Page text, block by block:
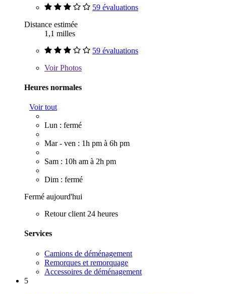
59 évaluations
Distance estimée
1,1 milles
59 évaluations
VoirPhotos
Heures normales
Voir tout
Lun : fermé
Mar - ven : 1h pm à 6h pm
Sam : 10h am à 2h pm
Dim : fermé
Fermé aujourd'hui
Retour client 24 heures
Services
Camions de déménagement
Remorques et remorquage
Accessoires de déménagement
5